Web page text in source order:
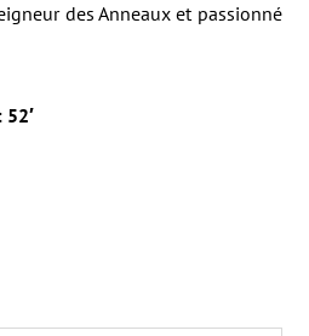
des Anneaux et passionné